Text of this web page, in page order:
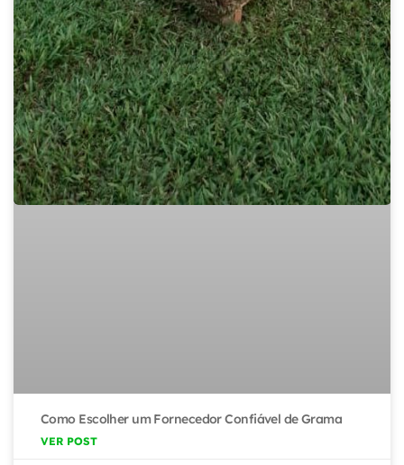
Como Escolher um Fornecedor Confiável de Grama
VER POST